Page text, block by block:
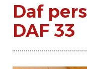
Daf
DAF 33